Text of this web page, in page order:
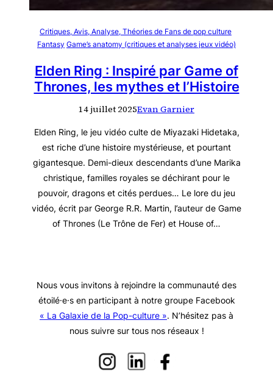
Critiques, Avis, Analyse, Théories de Fans de pop culture
Fantasy Game’s anatomy (critiques et analyses jeux vidéo)
Elden Ring : Inspiré par Game of
Thrones, les mythes et l’Histoire
14 juillet 2025Evan Garnier
Elden Ring, le jeu vidéo culte de Miyazaki Hidetaka,
est riche d’une histoire mystérieuse, et pourtant
gigantesque. Demi-dieux descendants d’une Marika
christique, familles royales se déchirant pour le
pouvoir, dragons et cités perdues… Le lore du jeu
vidéo, écrit par George R.R. Martin, l’auteur de Game
of Thrones (Le Trône de Fer) et House of…
Nous vous invitons à rejoindre la communauté des
étoilé·e·s en participant à notre groupe Facebook
« La Galaxie de la Pop-culture ». N’hésitez pas à
nous suivre sur tous nos réseaux !